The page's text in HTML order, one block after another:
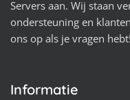
Servers aan. Wij staan
ondersteuning en
ons op als je vragen hebt!
Informatie